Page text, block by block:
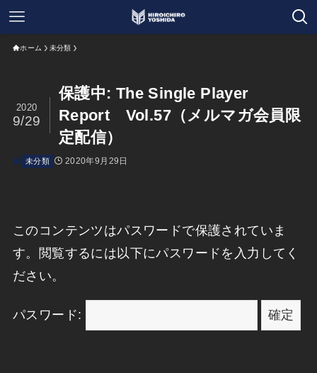
ホーム 未分類
保護中: The Single Player
Report Vol.57（メルマガ会員限
定配信）
2020
9/29
未分類 2020年9月29日
このコンテンツはパスワードで保護されていま
す。閲覧するには以下にパスワードを入力してく
ださい。
パスワード: